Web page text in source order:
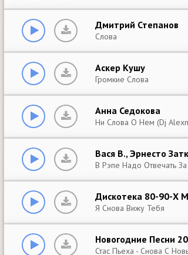
Дмитрий Степанов
Слова
Аскер Кушу
Громкие Слова
Анна Седокова
Ни Слова О Нем (Dj
Вася В., Эрнесто
В Рэпе Надо Отвечать
Дискотека 80-90-Х
Я Снова Вижу Тебя
Новогодние Песни
Стас Пьеха - Снова С